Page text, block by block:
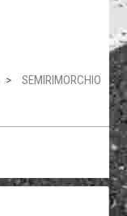
>
SEMIRIMORCHIO